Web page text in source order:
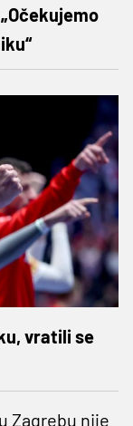
vratili se
Zagrebu nije